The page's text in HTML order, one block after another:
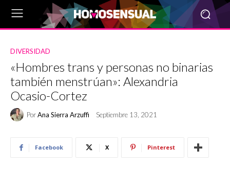
DIVERSIDAD
«Hombres trans y personas no binarias
también menstrúan»: Alexandria
Ocasio-Cortez
PorAna Sierra Arzuffi Septiembre 13, 2021
Facebook X Pinterest